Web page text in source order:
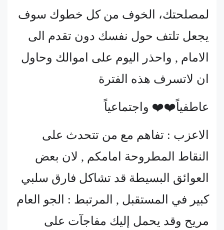
لمصلحتك، الخوف من كل خطوك سوف
يجعل تلتف حول نفسك دون تقدم الى
الامام , واحذر اليوم على اموالك وحاول
ان لاتسرف هذه الفترة
عاطفياً❤️❤️ واجتماعياً
الاعزب : تفاهم مع من تتحدث على
النقاط المطروحة امامكم , لان بعض
العوائق البسيطة قد تشاكل فارق سلبي
كبير في المستقبل , المرتبط : الجو العام
مريح وقد يحمل إليك مفاجآت على